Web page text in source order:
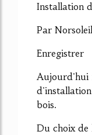
Installation
Par
Enregistrer
Aujourd'hui
bois.
Du choix de